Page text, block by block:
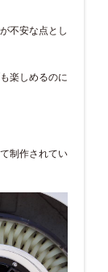
不安な点とし
楽しめるのに
制作されてい